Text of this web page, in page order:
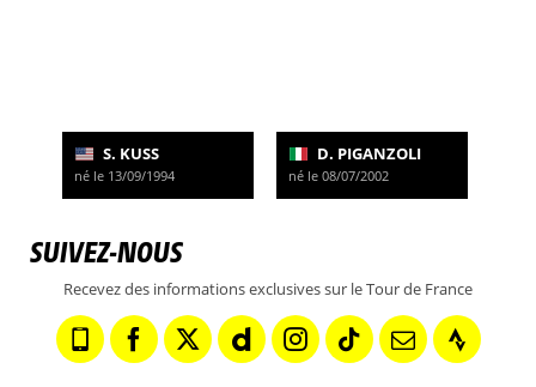
S. KUSS
né le 13/09/1994
D. PIGANZOLI
né le 08/07/2002
SUIVEZ-NOUS
Recevez des informations exclusives sur le Tour de France